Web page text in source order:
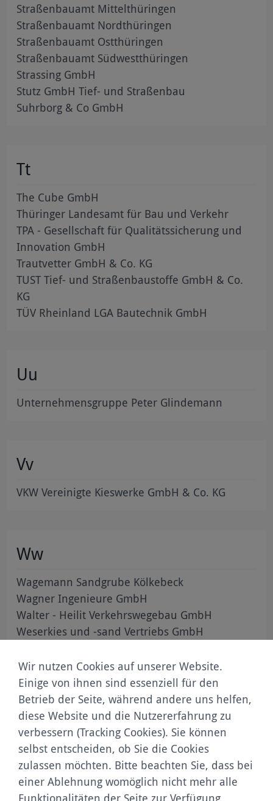
Straßenbauamt Mittelthüringen
Straßenbauamt Nordthüringen
Straßenbauamt Ostthüringen
Straßenbauamt Südwestthüringen
Strassing GmbH
Stutz GmbH Tief- und Straßenbau
Suhrborg & Co GmbH
Tt
The Cube GmbH
Thüringer Landesamt für Bau und Verkehr
TPA - Gesellschaft für Qualitätssicherung und
Innovation GmbH
Trautvetter GmbH & Co. KG
TUST Tief- und Straßenbaustoffe GmbH & Co.
KG
TÜV Rheinland LGA Bautechnik GmbH
Uu
Unternehmensgruppe Peter Glindemann
Vv
VKW Vereinigte Kieswerke GmbH & Co. KG
Ww
Wagemann Sandgrube Kölkebeck
Wagner Ingenieure GmbH
Walter - Heilit Verkehrswegebau GmbH
Weserkies und -sand Vertriebs GmbH
Wildenauer Granit GmbH & Co KG
Wilhelm Edler Sand- und Kiesgruben GmbH &
Co. KG
Wir nutzen Cookies auf unserer Website.
Einige von ihnen sind essenziell für den
Betrieb der Seite, während andere uns helfen,
diese Website und die Nutzererfahrung zu
verbessern (Tracking Cookies). Sie können
selbst entscheiden, ob Sie die Cookies
zulassen möchten. Bitte beachten Sie, dass bei
einer Ablehnung womöglich nicht mehr alle
Funktionalitäten der Seite zur Verfügung